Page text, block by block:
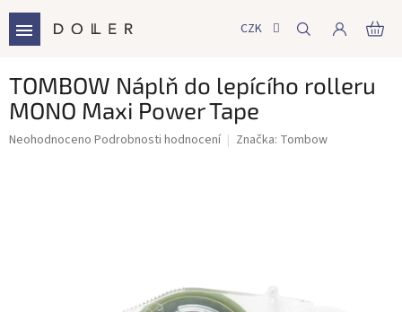
obsah
CZK
TOMBOW Náplň do lepícího rolleru
MONO Maxi Power Tape
Průměrné
Neohodnoceno Podrobnosti hodnocení Značka: Tombow